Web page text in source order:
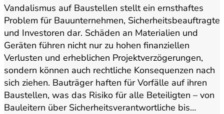
Vandalismus auf Baustellen stellt ein ernsthaftes
Problem für Bauunternehmen, Sicherheitsbeauftragte
und Investoren dar. Schäden an Materialien und
Geräten führen nicht nur zu hohen finanziellen
Verlusten und erheblichen Projektverzögerungen,
sondern können auch rechtliche Konsequenzen nach
sich ziehen. Bauträger haften für Vorfälle auf ihren
Baustellen, was das Risiko für alle Beteiligten – von
Bauleitern über Sicherheitsverantwortliche bis…